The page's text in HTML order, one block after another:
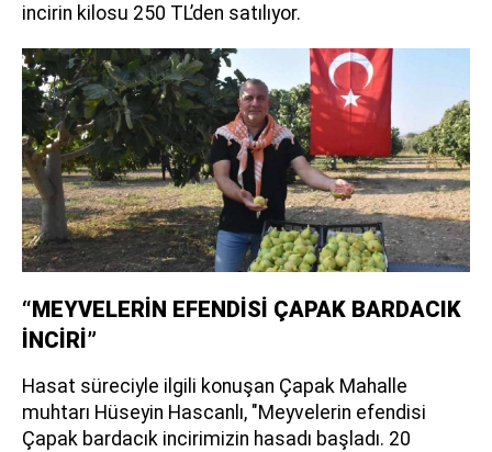
incirin kilosu 250 TL’den satılıyor.
“MEYVELERİN EFENDİSİ ÇAPAK BARDACIK
İNCİRİ”
Hasat süreciyle ilgili konuşan Çapak Mahalle
muhtarı Hüseyin Hascanlı, "Meyvelerin efendisi
Çapak bardacık incirimizin hasadı başladı. 20